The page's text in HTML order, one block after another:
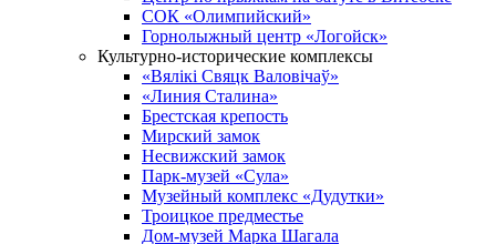
СОК «Олимпийский»
Горнолыжный центр «Логойск»
Культурно-исторические комплексы
«Вялікі Свяцк Валовічаў»
«Линия Сталина»
Брестская крепость
Мирский замок
Несвижский замок
Парк-музей «Сула»
Музейный комплекс «Дудутки»
Троицкое предместье
Дом-музей Марка Шагала